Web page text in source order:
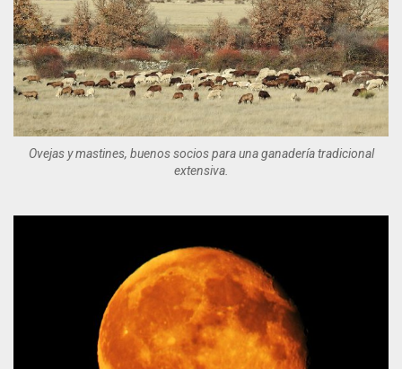
Ovejas y mastines, buenos socios para una ganadería tradicional
extensiva.